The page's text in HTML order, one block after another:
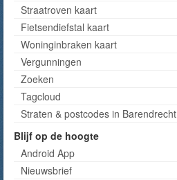
Straatroven kaart
Fietsendiefstal kaart
Woninginbraken kaart
Vergunningen
Zoeken
Tagcloud
Straten & postcodes in Barendrecht
Blijf op de hoogte
Android App
Nieuwsbrief